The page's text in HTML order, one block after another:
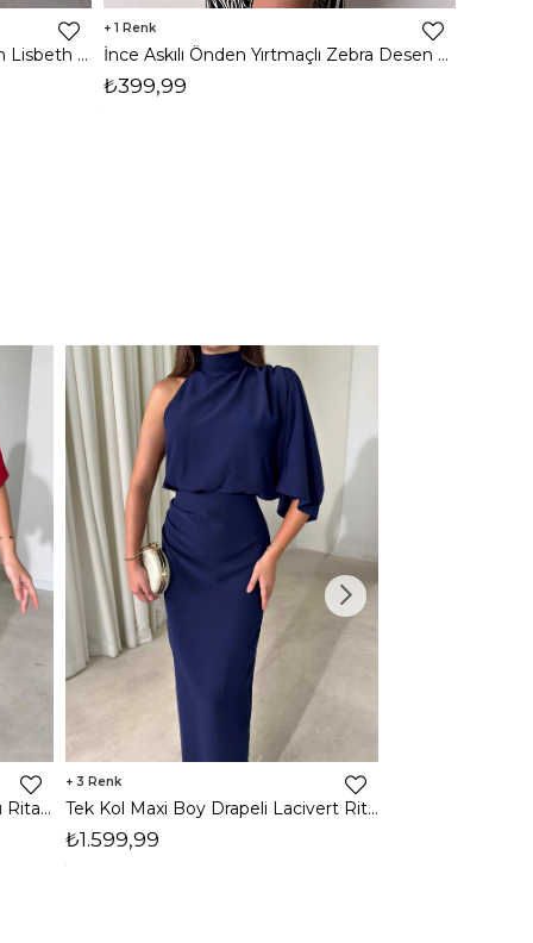
İnce Askılı Önden Yırtmaçlı Uzun Lisbeth Kadın Beyaz Elbise 22K000581
1
İnce Askılı Önden Yırtmaçlı Zebra Desen Citlali Kadın Renkli Elbise 22Y000068
₺399,99
Tek Kol Maxi Boy Drapeli Kırmızı Rita Kadın Elbise 26Y473
3
Tek Kol Maxi Boy Drapeli Lacivert Rita Kadın Elbise 26Y473
₺1.599,99